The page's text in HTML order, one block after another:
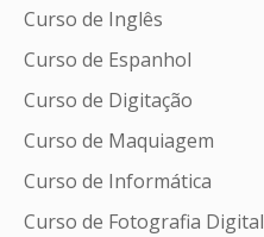
Curso de Inglês
Curso de Espanhol
Curso de Digitação
Curso de Maquiagem
Curso de Informática
Curso de Fotografia Digital